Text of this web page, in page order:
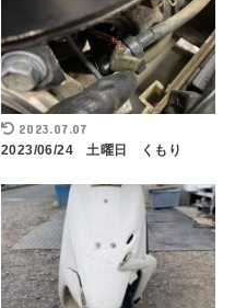
2023.07.07
2023/06/24 土曜日 くもり